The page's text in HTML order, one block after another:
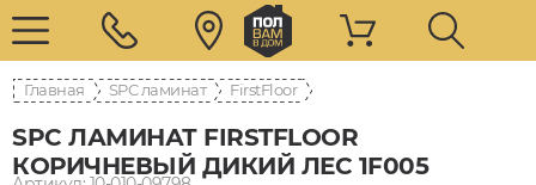
Главная SPC ламинат FirstFloor
SPC ЛАМИНАТ FIRSTFLOOR
КОРИЧНЕВЫЙ ДИКИЙ ЛЕС 1F005